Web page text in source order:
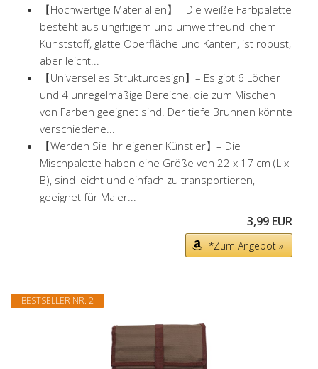
【Hochwertige Materialien】– Die weiße Farbpalette
besteht aus ungiftigem und umweltfreundlichem
Kunststoff, glatte Oberfläche und Kanten, ist robust,
aber leicht...
【Universelles Strukturdesign】– Es gibt 6 Löcher
und 4 unregelmäßige Bereiche, die zum Mischen
von Farben geeignet sind. Der tiefe Brunnen könnte
verschiedene...
【Werden Sie Ihr eigener Künstler】– Die
Mischpalette haben eine Größe von 22 x 17 cm (L x
B), sind leicht und einfach zu transportieren,
geeignet für Maler...
3,99 EUR
*Zum Angebot »
BESTSELLER NR. 2